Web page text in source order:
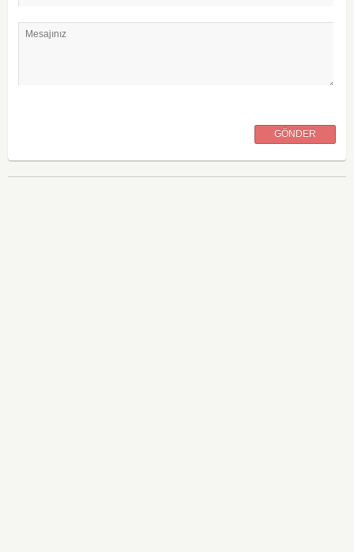
Mesajınız
GÖNDER